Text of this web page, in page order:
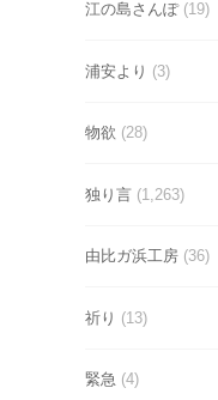
江の島さんぽ(19)
浦安より (3)
物欲 (28)
独り言 (1,263)
由比ガ浜工房 (36)
祈り (13)
緊急 (4)